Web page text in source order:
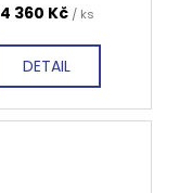
4 360 Kč / ks
DETAIL